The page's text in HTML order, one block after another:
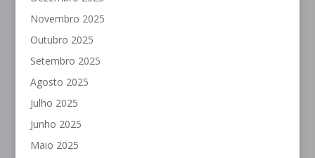
Novembro 2025
Outubro 2025
Setembro 2025
Agosto 2025
Julho 2025
Junho 2025
Maio 2025